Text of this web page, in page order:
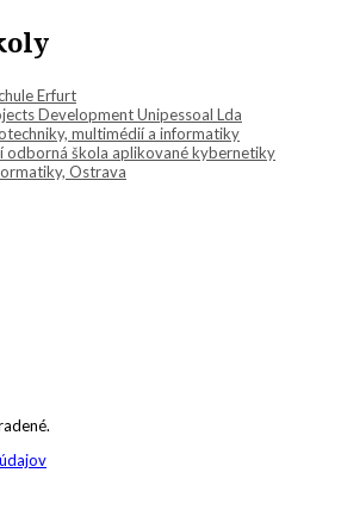
Erfurt
Development Unipessoal Lda
multimédií a informatiky
odborná škola aplikované kybernetiky
Ostrava